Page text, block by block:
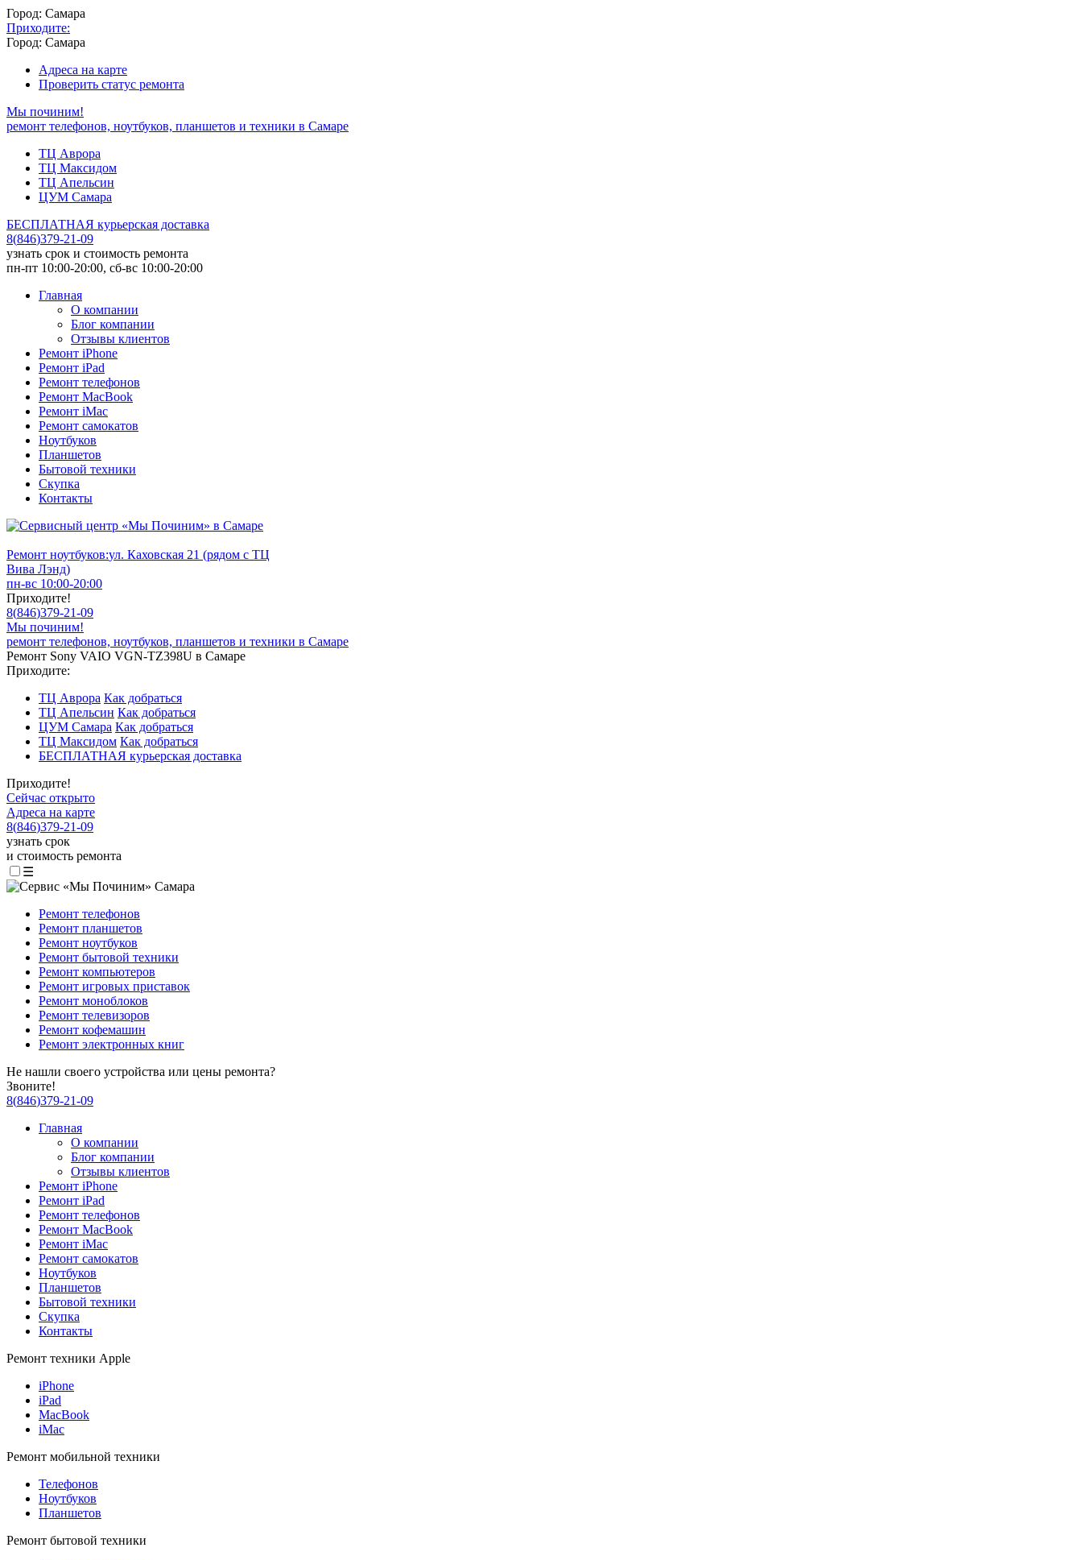
Город: Самара
Приходите:
Город: Самара
Адреса на карте
Проверить статус ремонта
Мы починим!
ремонт телефонов, ноутбуков, планшетов и техники в Самаре
ТЦ Аврора
ТЦ Максидом
ТЦ Апельсин
ЦУМ Самара
БЕСПЛАТНАЯ курьерская доставка
8(846)379-21-09
узнать срок и стоимость ремонта
пн-пт 10:00-20:00, сб-вс 10:00-20:00
Главная
О компании
Блог компании
Отзывы клиентов
Ремонт iPhone
Ремонт iPad
Ремонт телефонов
Ремонт MacBook
Ремонт iMac
Ремонт самокатов
Ноутбуков
Планшетов
Бытовой техники
Скупка
Контакты
Ремонт ноутбуков:ул. Каховская 21 (рядом с ТЦ
Вива Лэнд)
пн-вс 10:00-20:00
Приходите!
8(846)379-21-09
Мы починим!
ремонт телефонов, ноутбуков, планшетов и техники в Самаре
Ремонт Sony VAIO VGN-TZ398U в Самаре
Приходите:
ТЦ Аврора Как добраться
ТЦ Апельсин Как добраться
ЦУМ Самара Как добраться
ТЦ Максидом Как добраться
БЕСПЛАТНАЯ курьерская доставка
Приходите!
Сейчас открыто
Адреса на карте
8(846)379-21-09
узнать срок
и стоимость ремонта
☰
Ремонт телефонов
Ремонт планшетов
Ремонт ноутбуков
Ремонт бытовой техники
Ремонт компьютеров
Ремонт игровых приставок
Ремонт моноблоков
Ремонт телевизоров
Ремонт кофемашин
Ремонт электронных книг
Не нашли своего устройства или цены ремонта?
Звоните!
8(846)379-21-09
Главная
О компании
Блог компании
Отзывы клиентов
Ремонт iPhone
Ремонт iPad
Ремонт телефонов
Ремонт MacBook
Ремонт iMac
Ремонт самокатов
Ноутбуков
Планшетов
Бытовой техники
Скупка
Контакты
Ремонт техники Apple
iPhone
iPad
MacBook
iMac
Ремонт мобильной техники
Телефонов
Ноутбуков
Планшетов
Ремонт бытовой техники